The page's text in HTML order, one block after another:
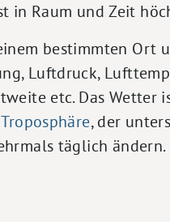
in Raum und Zeit
bestimmten Ort
Luftdruck,
etc. Das Wetter
Troposphäre, der
täglich ändern.